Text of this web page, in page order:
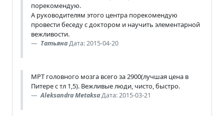
порекомендую.
А руководителям этого центра порекомендую
провести беседу с доктором и научить элементарной
вежливости.
ТатьянаДата: 2015-04-20
МРТ головного мозга всего за 2900(лучшая цена в
Питере с тл 1,5). Вежливые люди, чисто, быстро.
Aleksandra MetaksaДата: 2015-03-21